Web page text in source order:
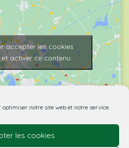
notre site web et notre service.
les cookies
accepter les cookies
activer ce contenu